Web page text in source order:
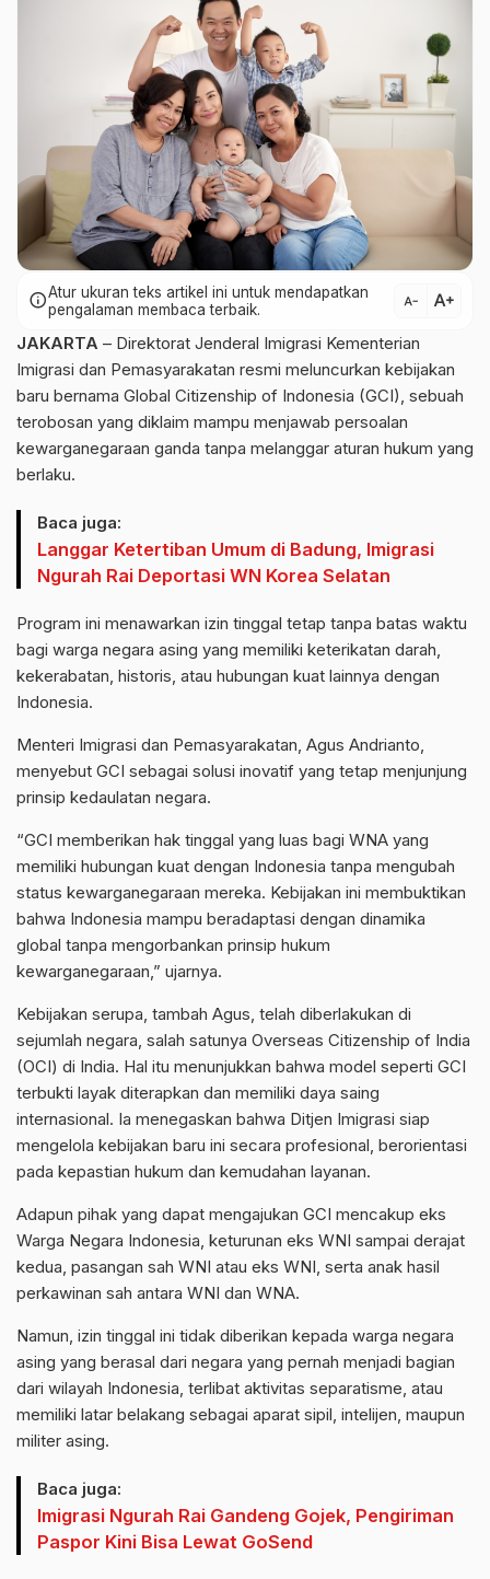
infoAtur ukuran teks artikel ini untuk mendapatkan
pengalaman membaca terbaik.
text_decrease text_increase
JAKARTA – Direktorat Jenderal Imigrasi Kementerian
Imigrasi dan Pemasyarakatan resmi meluncurkan kebijakan
baru bernama Global Citizenship of Indonesia (GCI), sebuah
terobosan yang diklaim mampu menjawab persoalan
kewarganegaraan ganda tanpa melanggar aturan hukum yang
berlaku.
Baca juga:
Langgar Ketertiban Umum di Badung, Imigrasi
Ngurah Rai Deportasi WN Korea Selatan
Program ini menawarkan izin tinggal tetap tanpa batas waktu
bagi warga negara asing yang memiliki keterikatan darah,
kekerabatan, historis, atau hubungan kuat lainnya dengan
Indonesia.
Menteri Imigrasi dan Pemasyarakatan, Agus Andrianto,
menyebut GCI sebagai solusi inovatif yang tetap menjunjung
prinsip kedaulatan negara.
“GCI memberikan hak tinggal yang luas bagi WNA yang
memiliki hubungan kuat dengan Indonesia tanpa mengubah
status kewarganegaraan mereka. Kebijakan ini membuktikan
bahwa Indonesia mampu beradaptasi dengan dinamika
global tanpa mengorbankan prinsip hukum
kewarganegaraan,” ujarnya.
Kebijakan serupa, tambah Agus, telah diberlakukan di
sejumlah negara, salah satunya Overseas Citizenship of India
(OCI) di India. Hal itu menunjukkan bahwa model seperti GCI
terbukti layak diterapkan dan memiliki daya saing
internasional. Ia menegaskan bahwa Ditjen Imigrasi siap
mengelola kebijakan baru ini secara profesional, berorientasi
pada kepastian hukum dan kemudahan layanan.
Adapun pihak yang dapat mengajukan GCI mencakup eks
Warga Negara Indonesia, keturunan eks WNI sampai derajat
kedua, pasangan sah WNI atau eks WNI, serta anak hasil
perkawinan sah antara WNI dan WNA.
Namun, izin tinggal ini tidak diberikan kepada warga negara
asing yang berasal dari negara yang pernah menjadi bagian
dari wilayah Indonesia, terlibat aktivitas separatisme, atau
memiliki latar belakang sebagai aparat sipil, intelijen, maupun
militer asing.
Baca juga:
Imigrasi Ngurah Rai Gandeng Gojek, Pengiriman
Paspor Kini Bisa Lewat GoSend